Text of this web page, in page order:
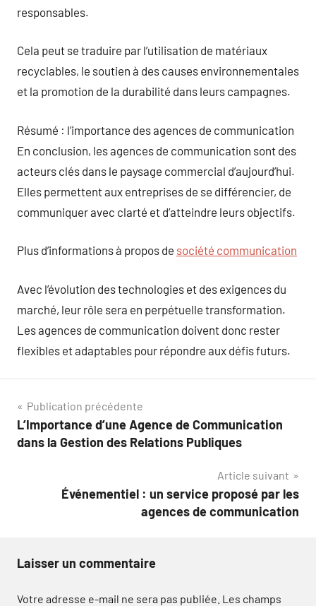
responsables.
Cela peut se traduire par l’utilisation de matériaux
recyclables, le soutien à des causes environnementales
et la promotion de la durabilité dans leurs campagnes.
Résumé : l’importance des agences de communication
En conclusion, les agences de communication sont des
acteurs clés dans le paysage commercial d’aujourd’hui.
Elles permettent aux entreprises de se différencier, de
communiquer avec clarté et d’atteindre leurs objectifs.
Plus d’informations à propos de société communication
Avec l’évolution des technologies et des exigences du
marché, leur rôle sera en perpétuelle transformation.
Les agences de communication doivent donc rester
flexibles et adaptables pour répondre aux défis futurs.
Navigation
de
Publication précédente
L’Importance d’une Agence de Communication
dans la Gestion des Relations Publiques
Article suivant
Événementiel : un service proposé par les
agences de communication
Laisser un commentaire
Votre adresse e-mail ne sera pas publiée. Les champs